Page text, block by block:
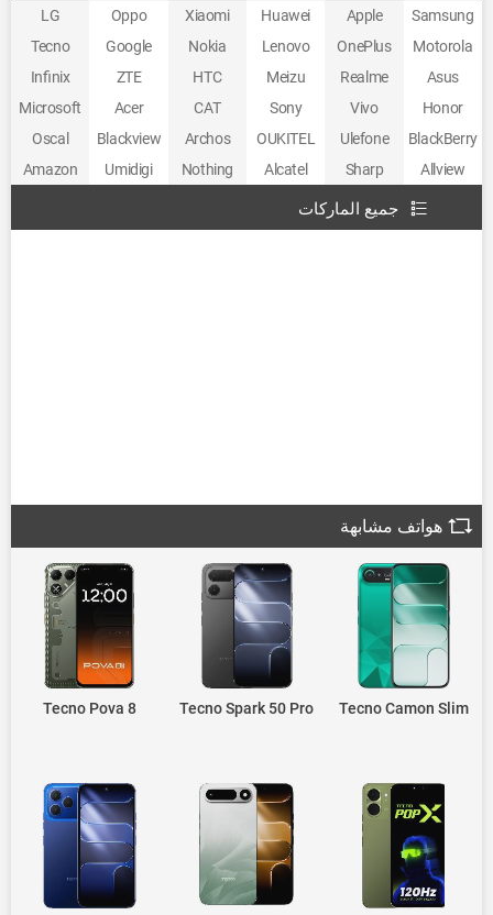
Samsung
Apple
Huawei
Xiaomi
Oppo
LG
Motorola
OnePlus
Lenovo
Nokia
Google
Tecno
Asus
Realme
Meizu
HTC
ZTE
Infinix
Honor
Vivo
Sony
CAT
Acer
Microsoft
BlackBerry
Ulefone
OUKITEL
Archos
Blackview
Oscal
Allview
Sharp
Alcatel
Nothing
Umidigi
Amazon
جميع الماركات
هواتف مشابهة
Tecno Camon Slim
Tecno Spark 50 Pro
Tecno Pova 8